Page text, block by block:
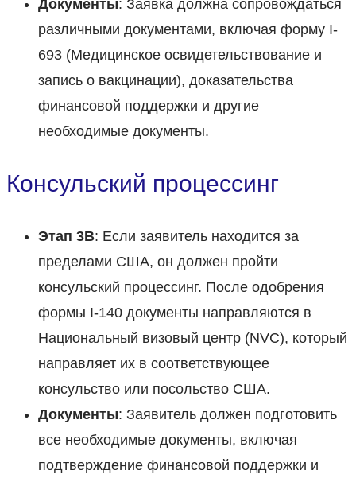
Документы: Заявка должна сопровождаться
различными документами, включая форму I-
693 (Медицинское освидетельствование и
запись о вакцинации), доказательства
финансовой поддержки и другие
необходимые документы.
Консульский процессинг
Этап 3B: Если заявитель находится за
пределами США, он должен пройти
консульский процессинг. После одобрения
формы I-140 документы направляются в
Национальный визовый центр (NVC), который
направляет их в соответствующее
консульство или посольство США.
Документы: Заявитель должен подготовить
все необходимые документы, включая
подтверждение финансовой поддержки и